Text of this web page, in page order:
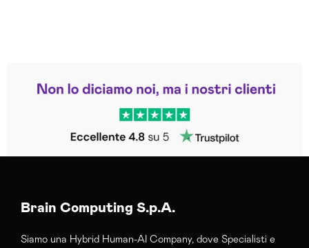
Trustpilot
Brain Computing S.p.A.
Siamo una Hybrid Human-AI Company, dove Specialisti e